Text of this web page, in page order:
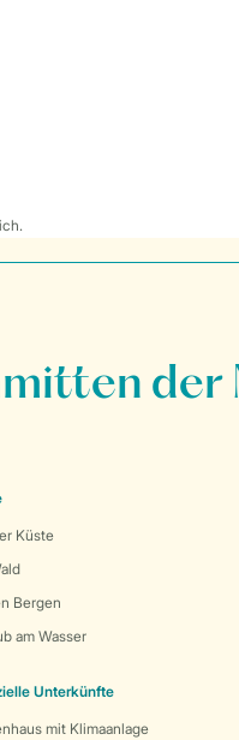
der
Küste
Bergen
am Wasser
Unterkünfte
mit Klimaanlage